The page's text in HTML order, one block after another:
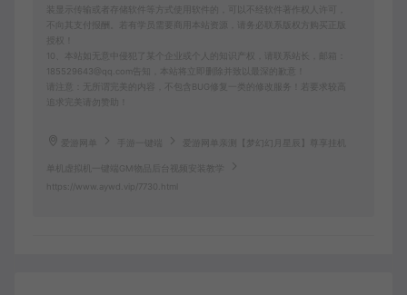
装显示传输或者存储软件等方式使用软件的，可以不经软件著作权人许可，
不向其支付报酬。若有学员需要商用本站资源，请务必联系版权方购买正版
10、本站如无意中侵犯了某个企业或个人的知识产权，请联系站长，邮箱：
185529643@qq.com告知，本站将立即删除并致以最深的歉意！
请注意：无所谓完美的内容，不包含BUG修复一类的修改服务！若要求较高
追求完美请勿赞助！
爱游网单 手游一键端 爱游网单亲测【梦幻幻月星辰】尊享挂机
单机虚拟机一键端GM物品后台视频安装教学
https://www.aywd.vip/7730.html